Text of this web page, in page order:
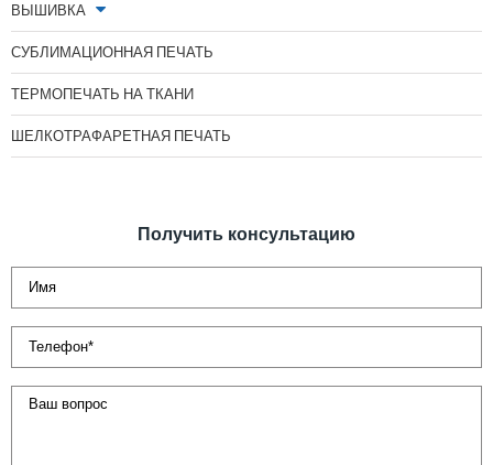
ВЫШИВКА
СУБЛИМАЦИОННАЯ ПЕЧАТЬ
ТЕРМОПЕЧАТЬ НА ТКАНИ
ШЕЛКОТРАФАРЕТНАЯ ПЕЧАТЬ
Получить консультацию